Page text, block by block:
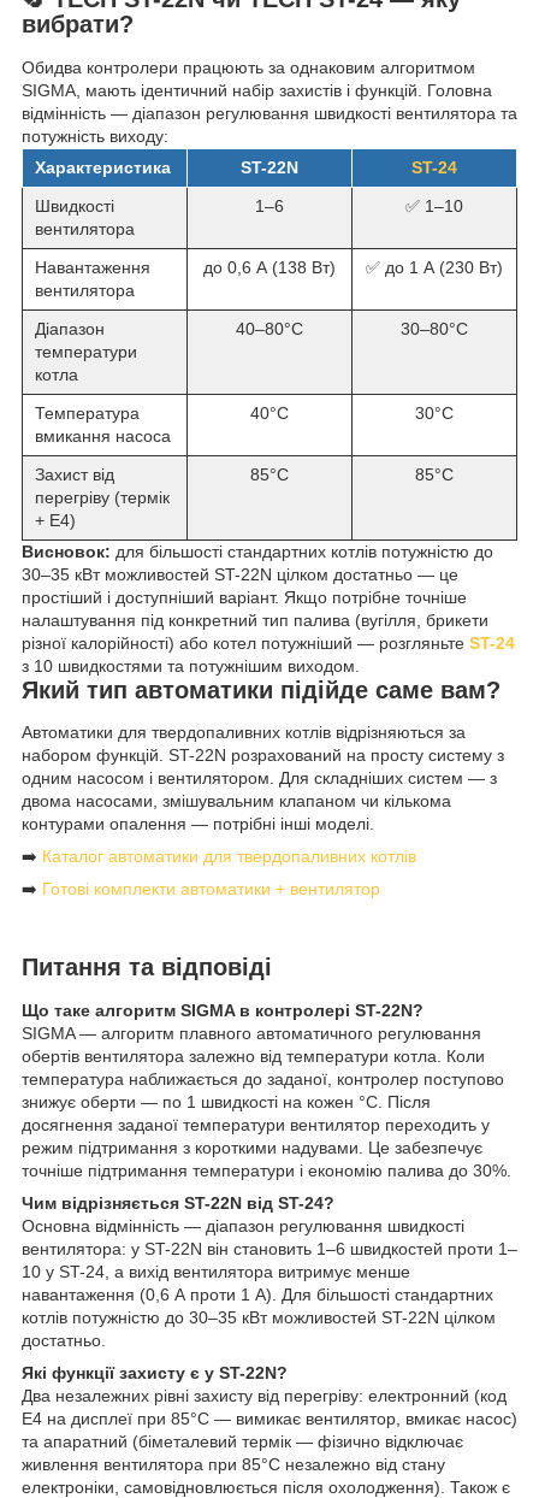
вибрати?
Обидва контролери працюють за однаковим алгоритмом
SIGMA, мають ідентичний набір захистів і функцій. Головна
відмінність — діапазон регулювання швидкості вентилятора та
потужність виходу:
Характеристика
ST-22N
ST-24
Швидкості
вентилятора
1–6 ✅ 1–10
Навантаження
вентилятора
до 0,6 А (138 Вт) ✅ до 1 А (230 Вт)
Діапазон
температури
котла
40–80°C 30–80°C
Температура
вмикання насоса
40°C 30°C
Захист від
перегріву (термік
+ E4)
85°C 85°C
Висновок: для більшості стандартних котлів потужністю до
30–35 кВт можливостей ST-22N цілком достатньо — це
простіший і доступніший варіант. Якщо потрібне точніше
налаштування під конкретний тип палива (вугілля, брикети
різної калорійності) або котел потужніший — розгляньте ST-24
з 10 швидкостями та потужнішим виходом.
Який тип автоматики підійде саме вам?
Автоматики для твердопаливних котлів відрізняються за
набором функцій. ST-22N розрахований на просту систему з
одним насосом і вентилятором. Для складніших систем — з
двома насосами, змішувальним клапаном чи кількома
контурами опалення — потрібні інші моделі.
➡️ Каталог автоматики для твердопаливних котлів
➡️ Готові комплекти автоматики + вентилятор
Питання та відповіді
Що таке алгоритм SIGMA в контролері ST-22N?
SIGMA — алгоритм плавного автоматичного регулювання
обертів вентилятора залежно від температури котла. Коли
температура наближається до заданої, контролер поступово
знижує оберти — по 1 швидкості на кожен °C. Після
досягнення заданої температури вентилятор переходить у
режим підтримання з короткими надувами. Це забезпечує
точніше підтримання температури і економію палива до 30%.
Чим відрізняється ST-22N від ST-24?
Основна відмінність — діапазон регулювання швидкості
вентилятора: у ST-22N він становить 1–6 швидкостей проти 1–
10 у ST-24, а вихід вентилятора витримує менше
навантаження (0,6 А проти 1 А). Для більшості стандартних
котлів потужністю до 30–35 кВт можливостей ST-22N цілком
достатньо.
Які функції захисту є у ST-22N?
Два незалежних рівні захисту від перегріву: електронний (код
E4 на дисплеї при 85°C — вимикає вентилятор, вмикає насос)
та апаратний (біметалевий термік — фізично відключає
живлення вентилятора при 85°C незалежно від стану
електроніки, самовідновлюється після охолодження). Також є